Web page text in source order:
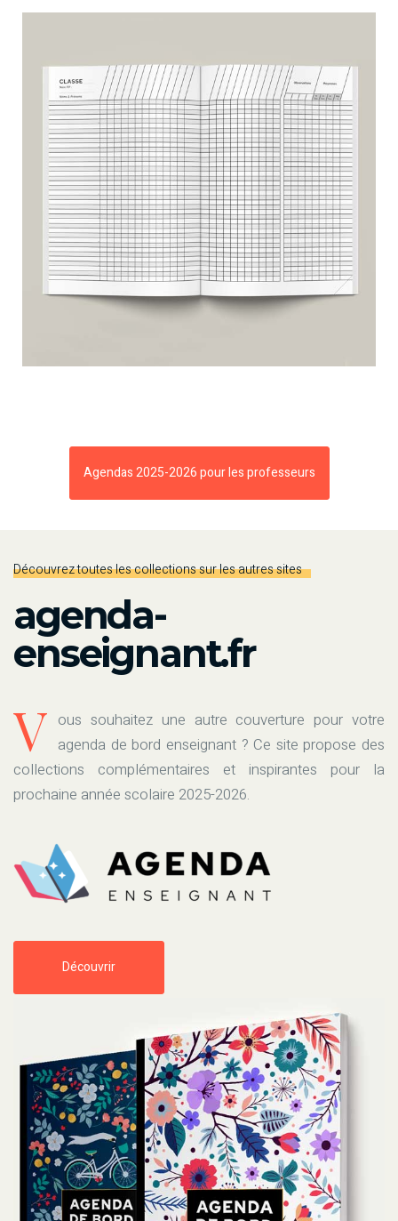
Agendas 2025-2026 pour les professeurs
Découvrez toutes les collections sur les autres sites
agenda-
enseignant.fr
V ous souhaitez une autre couverture pour votre
agenda de bord enseignant ? Ce site propose des
collections complémentaires et inspirantes pour la
prochaine année scolaire 2025-2026.
Découvrir